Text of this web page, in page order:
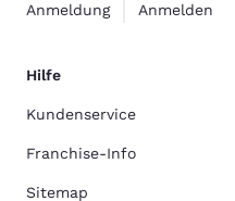
Anmeldung Anmelden
Hilfe
Kundenservice
Franchise-Info
Sitemap